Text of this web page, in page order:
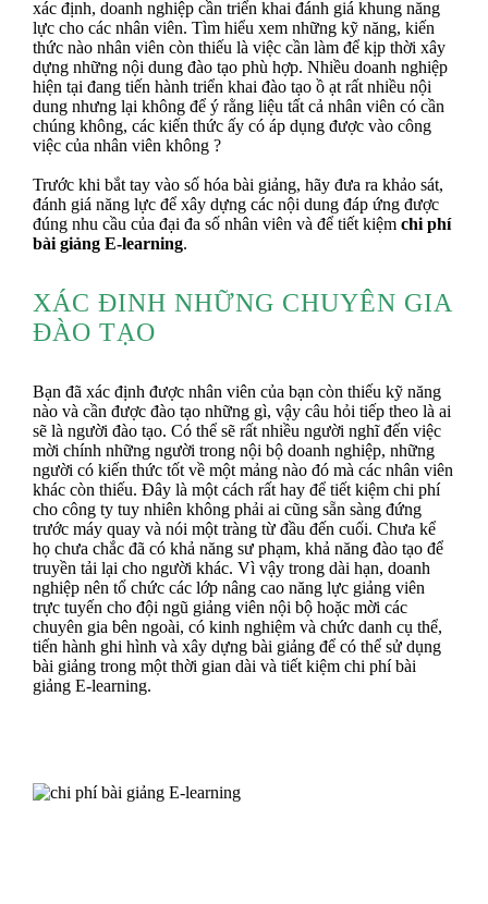
xác định, doanh nghiệp cần triển khai đánh giá khung năng
lực cho các nhân viên. Tìm hiểu xem những kỹ năng, kiến
thức nào nhân viên còn thiếu là việc cần làm để kịp thời xây
dựng những nội dung đào tạo phù hợp. Nhiều doanh nghiệp
hiện tại đang tiến hành triển khai đào tạo ồ ạt rất nhiều nội
dung nhưng lại không để ý rằng liệu tất cả nhân viên có cần
chúng không, các kiến thức ấy có áp dụng được vào công
việc của nhân viên không ?
Trước khi bắt tay vào số hóa bài giảng, hãy đưa ra khảo sát,
đánh giá năng lực để xây dựng các nội dung đáp ứng được
đúng nhu cầu của đại đa số nhân viên và để tiết kiệm chi phí
bài giảng E-learning.
XÁC ĐINH NHỮNG CHUYÊN GIA
ĐÀO TẠO
Bạn đã xác định được nhân viên của bạn còn thiếu kỹ năng
nào và cần được đào tạo những gì, vậy câu hỏi tiếp theo là ai
sẽ là người đào tạo. Có thể sẽ rất nhiều người nghĩ đến việc
mời chính những người trong nội bộ doanh nghiệp, những
người có kiến thức tốt về một mảng nào đó mà các nhân viên
khác còn thiếu. Đây là một cách rất hay để tiết kiệm chi phí
cho công ty tuy nhiên không phải ai cũng sẵn sàng đứng
trước máy quay và nói một tràng từ đầu đến cuối. Chưa kể
họ chưa chắc đã có khả năng sư phạm, khả năng đào tạo để
truyền tải lại cho người khác. Vì vậy trong dài hạn, doanh
nghiệp nên tổ chức các lớp nâng cao năng lực giảng viên
trực tuyến cho đội ngũ giảng viên nội bộ hoặc mời các
chuyên gia bên ngoài, có kinh nghiệm và chức danh cụ thể,
tiến hành ghi hình và xây dựng bài giảng để có thể sử dụng
bài giảng trong một thời gian dài và tiết kiệm chi phí bài
giảng E-learning.